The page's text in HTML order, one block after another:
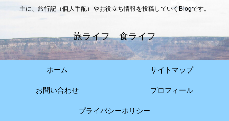
主に、旅行記（個人手配）やお役立ち情報を投稿していくBlogです。
旅ライフ 食ライフ
ホーム サイトマップ
お問い合わせ プロフィール
プライバシーポリシー